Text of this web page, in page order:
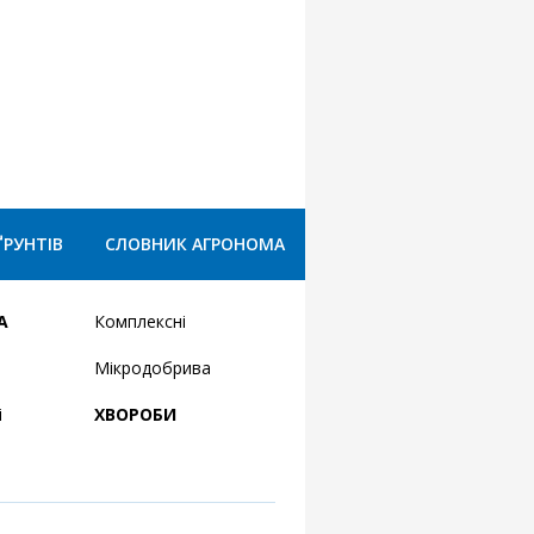
СЛОВНИК АГРОНОМА
Комплексні
Мікродобрива
ХВОРОБИ